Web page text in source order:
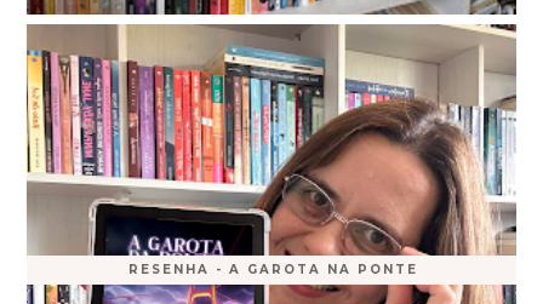
RESENHA - A GAROTA NA PONTE